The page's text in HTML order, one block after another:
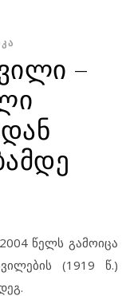
–
წელს გამოიცა
(1919 წ.)